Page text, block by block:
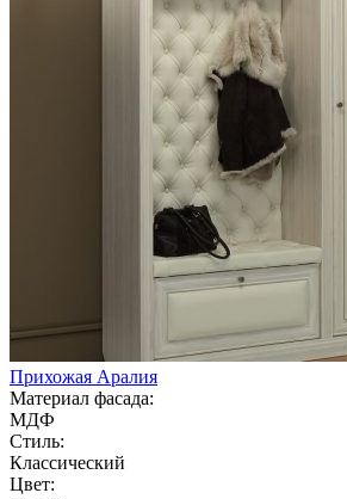
Прихожая Аралия
Материал фасада:
МДФ
Стиль:
Классический
Цвет: